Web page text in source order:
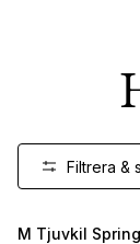
Filtrera &
New Colour
M Tjuvkil